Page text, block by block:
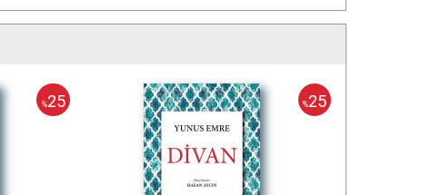
%25 %25